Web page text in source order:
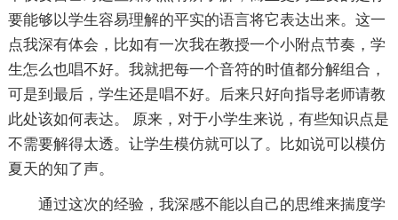
要能够以学生容易理解的平实的语言将它表达出来。这一
点我深有体会，比如有一次我在教授一个小附点节奏，学
生怎么也唱不好。我就把每一个音符的时值都分解组合，
可是到最后，学生还是唱不好。后来只好向指导老师请教
此处该如何表达。 原来，对于小学生来说，有些知识点是
不需要解得太透。让学生模仿就可以了。比如说可以模仿
夏天的知了声。
通过这次的经验，我深感不能以自己的思维来揣度学